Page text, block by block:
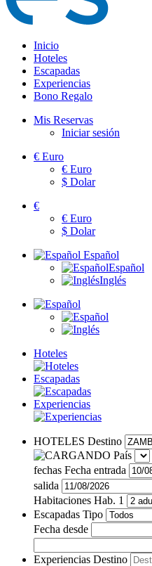
Inicio
Hoteles
Escapadas
Experiencias
Bono Regalo
Mis Reservas
Iniciar sesión
€ Euro
€ Euro
$ Dolar
€
€ Euro
$ Dolar
Español
Español
Inglés
Hoteles
Escapadas
Experiencias
HOTELES Destino
País
fechas Fecha entrada
salida
Habitaciones Hab. 1
Escapadas Tipo
Fecha desde
Experiencias Destino